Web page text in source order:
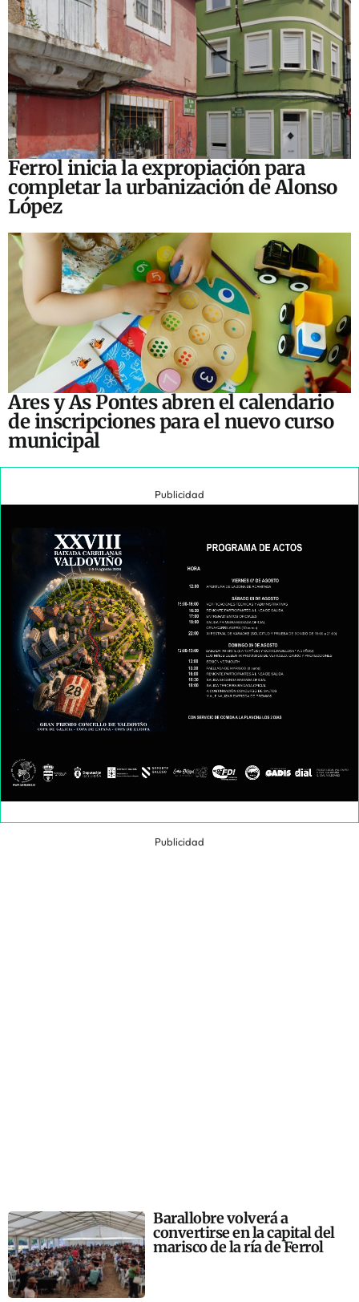
Ferrol inicia la expropiación para
completar la urbanización de Alonso
López
Ares y As Pontes abren el calendario
de inscripciones para el nuevo curso
municipal
Publicidad
Publicidad
Barallobre volverá a
convertirse en la capital del
marisco de la ría de Ferrol